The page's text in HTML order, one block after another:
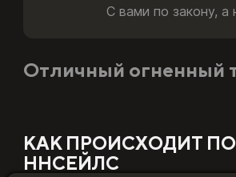
Сменил регион с России на
С вами по закону,
Отличный огненный
КАК ПРОИСХОДИТ
ННСЕЙЛС